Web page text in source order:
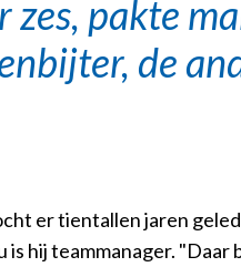
zes, pakte
de
er tientallen jaren
hij teammanager.